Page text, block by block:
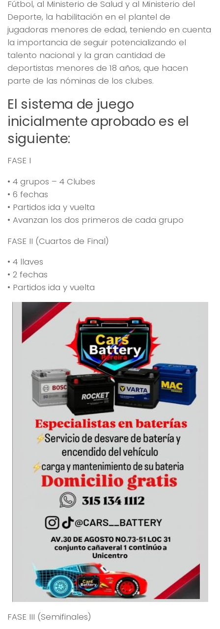
Fútbol, al Ministerio de Salud y al Ministerio del
Deporte, la habilitación en el plantel de
jugadoras menores de edad, teniendo en cuenta
la importancia de seguir potencializando el
talento nacional y la gran cantidad de
deportistas menores de 18 años, que hacen
parte de las nóminas de los clubes.
El sistema de juego
inicialmente aprobado es el
siguiente:
FASE I
• 4 grupos – 4 Clubes
• 6 fechas
• Partidos ida y vuelta
• Avanzan los dos primeros de cada grupo
FASE II (Cuartos de Final)
• 4 llaves
• 2 fechas
• Partidos ida y vuelta
FASE III (Semifinales)